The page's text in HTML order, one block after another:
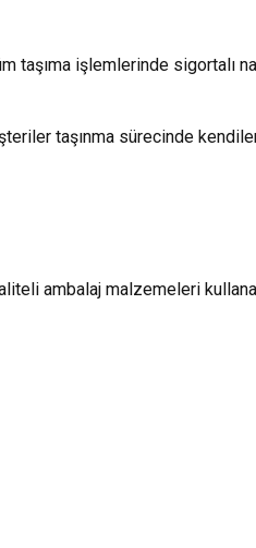
taşıma işlemlerinde sigortalı
taşınma sürecinde
ambalaj malzemeleri